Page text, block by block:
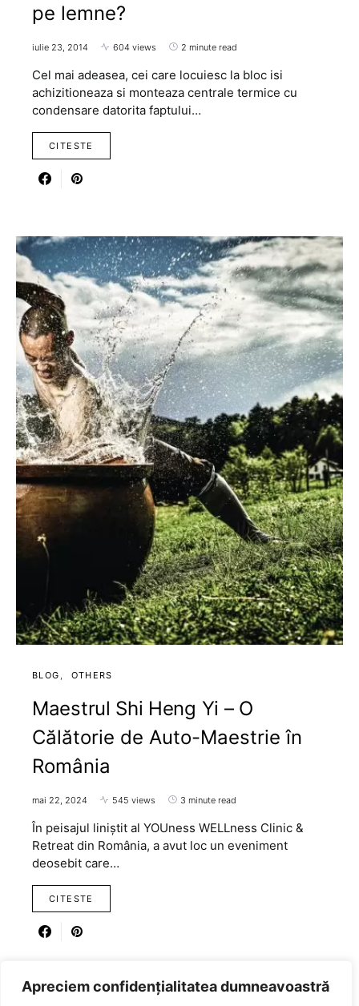
Apreciem confidențialitatea dumneavoastră
pe lemne?
iulie 23, 2014 604 views 2 minute read
Cel mai adeasea, cei care locuiesc la bloc isi
achizitioneaza si monteaza centrale termice cu
condensare datorita faptului…
CITESTE
BLOG OTHERS
Maestrul Shi Heng Yi – O
Călătorie de Auto-Maestrie în
România
mai 22, 2024 545 views 3 minute read
În peisajul liniștit al YOUness WELLness Clinic &
Retreat din România, a avut loc un eveniment
deosebit care…
CITESTE